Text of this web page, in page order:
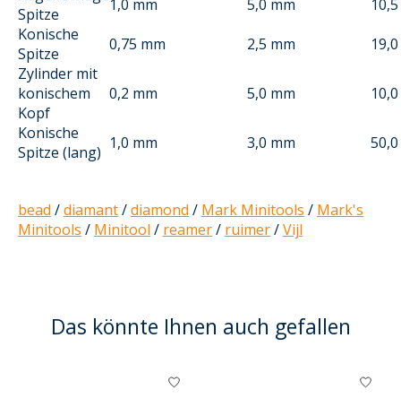
Spitze
1,0 mm 5,0 mm
Konische
Spitze
0,75 mm 2,5 mm
Zylinder mit
konischem
Kopf
0,2 mm 5,0 mm
Konische
Spitze (lang) 1,0 mm 3,0 mm
bead /diamant/diamond / Mark Minitools / Mark's
Minitools / Minitool / reamer/ ruimer/Vijl
Das könnte Ihnen auch gefallen
Produkt-Karussell-Artikel